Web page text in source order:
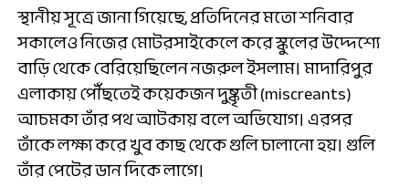
স্থানীয় সূত্রে জানা গিয়েছে, প্রতিদিনের মতো শনিবার
সকালেও নিজের মোটরসাইকেলে করে স্কুলের উদ্দেশ্যে
বাড়ি থেকে বেরিয়েছিলেন নজরুল ইসলাম। মাদারিপুর
এলাকায় পৌঁছতেই কয়েকজন দুষ্কৃতী (miscreants)
আচমকা তাঁর পথ আটকায় বলে অভিযোগ। এরপর
তাঁকে লক্ষ্য করে খুব কাছ থেকে গুলি চালানো হয়। গুলি
তাঁর পেটের ডান দিকে লাগে।